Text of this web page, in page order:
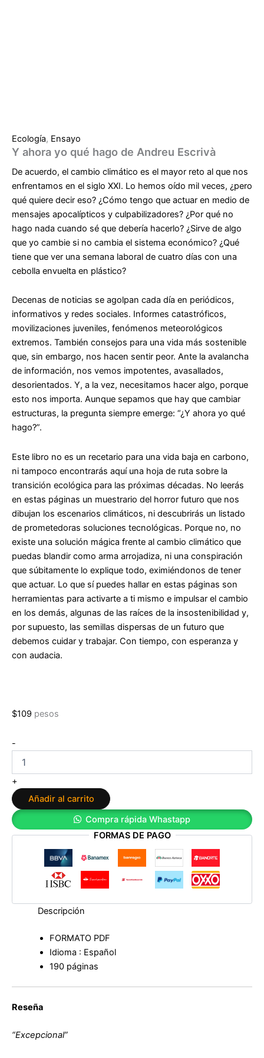
Ecología, Ensayo
Y ahora yo qué hago de Andreu Escrivà
De acuerdo, el cambio climático es el mayor reto al que nos
enfrentamos en el siglo XXI. Lo hemos oído mil veces, ¿pero
qué quiere decir eso? ¿Cómo tengo que actuar en medio de
mensajes apocalípticos y culpabilizadores? ¿Por qué no
hago nada cuando sé que debería hacerlo? ¿Sirve de algo
que yo cambie si no cambia el sistema económico? ¿Qué
tiene que ver una semana laboral de cuatro días con una
cebolla envuelta en plástico?
Decenas de noticias se agolpan cada día en periódicos,
informativos y redes sociales. Informes catastróficos,
movilizaciones juveniles, fenómenos meteorológicos
extremos. También consejos para una vida más sostenible
que, sin embargo, nos hacen sentir peor. Ante la avalancha
de información, nos vemos impotentes, avasallados,
desorientados. Y, a la vez, necesitamos hacer algo, porque
esto nos importa. Aunque sepamos que hay que cambiar
estructuras, la pregunta siempre emerge: “¿Y ahora yo qué
hago?”.
Este libro no es un recetario para una vida baja en carbono,
ni tampoco encontrarás aquí una hoja de ruta sobre la
transición ecológica para las próximas décadas. No leerás
en estas páginas un muestrario del horror futuro que nos
dibujan los escenarios climáticos, ni descubrirás un listado
de prometedoras soluciones tecnológicas. Porque no, no
existe una solución mágica frente al cambio climático que
puedas blandir como arma arrojadiza, ni una conspiración
que súbitamente lo explique todo, eximiéndonos de tener
que actuar. Lo que sí puedes hallar en estas páginas son
herramientas para activarte a ti mismo e impulsar el cambio
en los demás, algunas de las raíces de la insostenibilidad y,
por supuesto, las semillas dispersas de un futuro que
debemos cuidar y trabajar. Con tiempo, con esperanza y
con audacia.
$109 pesos
-
ahora
yo
qué
hago
Andreu
cantidad
+
Añadir al carrito
Compra rápida Whastapp
FORMAS DE PAGO
Descripción
FORMATO PDF
Idioma : Español
190 páginas
Reseña
“Excepcional”